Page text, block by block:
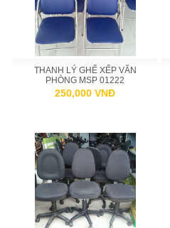
THANH LÝ GHẾ XẾP VĂN
PHÒNG MSP 01222
250,000 VNĐ